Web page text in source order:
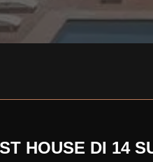
HOUSE DI 14